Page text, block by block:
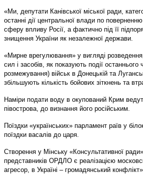
«Ми, депутати Канівської міської ради,
останні дії центральної влади по
сферу впливу Росії, а фактично під її
знищення України як незалежної держави.
«Мирне врегулювання» у вигляді
сил і засобів, як показують події останнього
розмежування) військ в Донецькій та
збільшують кількість бойових зіткнень та
Наміри подати воду в окупований Крим
півострова, до визнання його російським.
Поїздки «українських» парламент раїв у
поїздки васалів до царя.
Створення у Мінську «Консультативної
представників ОРДЛО є реалізацією
агресор, в Україні – громадянський